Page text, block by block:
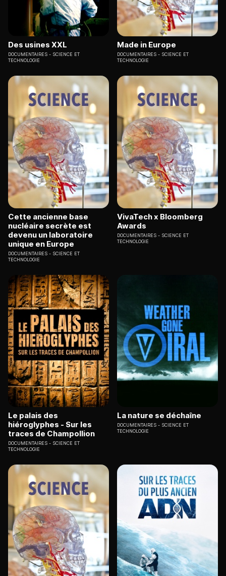
Des usines XXL
DOCUMENTAIRES
SCIENCE ET
TECHNOLOGIE
Made in Europe
DOCUMENTAIRES
SCIENCE ET
TECHNOLOGIE
Cette ancienne base
nucléaire secrète est
devenu un laboratoire
unique en Europe
DOCUMENTAIRES
SCIENCE ET
TECHNOLOGIE
VivaTech x Bloomberg
Awards
DOCUMENTAIRES
SCIENCE ET
TECHNOLOGIE
Le palais des
hiéroglyphes - Sur les
traces de Champollion
DOCUMENTAIRES
SCIENCE ET
TECHNOLOGIE
La nature se déchaîne
DOCUMENTAIRES
SCIENCE ET
TECHNOLOGIE